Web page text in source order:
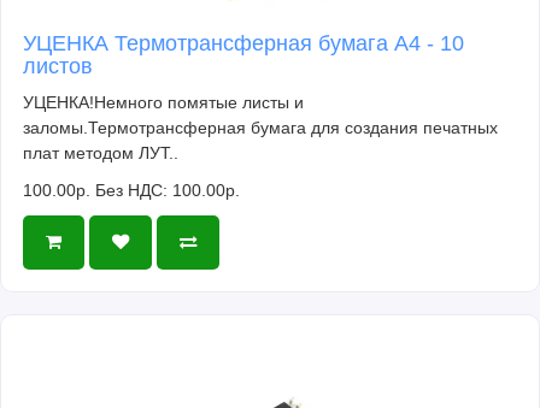
УЦЕНКА Термотрансферная бумага А4 - 10
листов
УЦЕНКА!Немного помятые листы и
заломы.Термотрансферная бумага для создания печатных
плат методом ЛУТ..
100.00р. Без НДС: 100.00р.